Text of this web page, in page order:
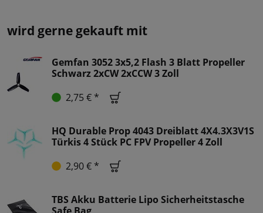
wird gerne gekauft mit
Gemfan 3052 3x5,2 Flash 3 Blatt Propeller
Schwarz 2xCW 2xCCW 3 Zoll
2,75 € *
HQ Durable Prop 4043 Dreiblatt 4X4.3X3V1S
Türkis 4 Stück PC FPV Propeller 4 Zoll
2,90 € *
TBS Akku Batterie Lipo Sicherheitstasche